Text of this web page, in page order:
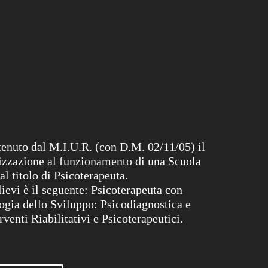
enuto dal M.I.U.R. (con D.M. 02/11/05) il
zzazione al funzionamento di una Scuola
al titolo di Psicoterapeuta.
ievi è il seguente: Psicoterapeuta con
gia dello Sviluppo: Psicodiagnostica e
rventi Riabilitativi e Psicoterapeutici.